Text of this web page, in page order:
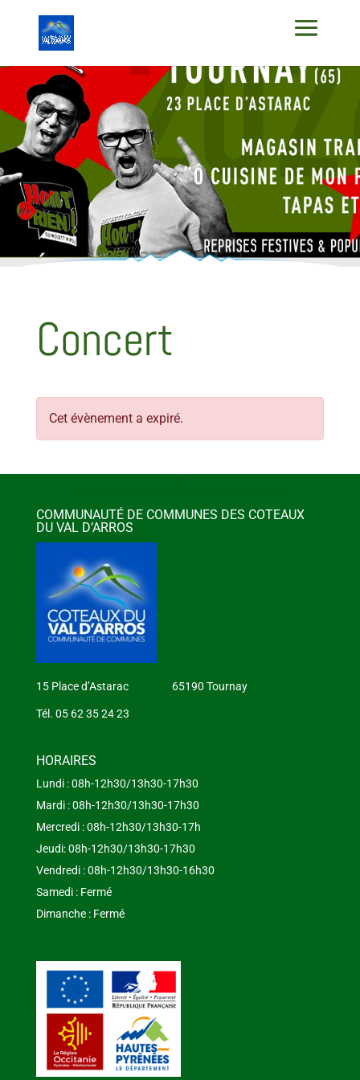
Concert
Concert
Cet évènement a expiré.
COMMUNAUTÉ DE COMMUNES DES COTEAUX
DU VAL D’ARROS
15 Place d’Astarac 65190 Tournay
Tél. 05 62 35 24 23
HORAIRES
Lundi : 08h-12h30/13h30-17h30
Mardi : 08h-12h30/13h30-17h30
Mercredi : 08h-12h30/13h30-17h
Jeudi: 08h-12h30/13h30-17h30
Vendredi : 08h-12h30/13h30-16h30
Samedi : Fermé
Dimanche : Fermé